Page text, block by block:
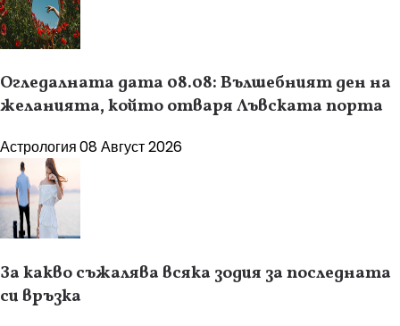
Огледалната дата 08.08: Вълшебният ден на
желанията, който отваря Лъвската порта
Астрология08 Август 2026
За какво съжалява всяка зодия за последната
си връзка